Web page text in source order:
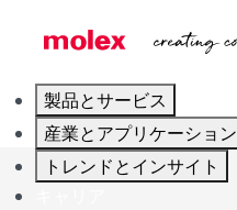
製品とサービス
産業とアプリケーション
トレンドとインサイト